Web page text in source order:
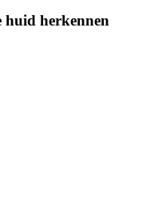
huid herkennen